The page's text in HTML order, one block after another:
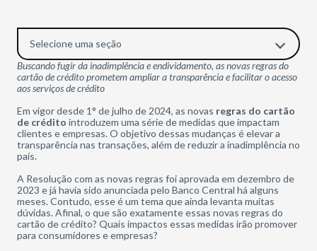
Selecione uma seção
Buscando fugir da inadimplência e endividamento, as novas regras do
cartão de crédito prometem ampliar a transparência e facilitar o acesso
aos serviços de crédito
Em vigor desde 1° de julho de 2024, as novas regras do cartão
de crédito introduzem uma série de medidas que impactam
clientes e empresas. O objetivo dessas mudanças é elevar a
transparência nas transações, além de reduzir a inadimplência no
país.
A Resolução com as novas regras foi aprovada em dezembro de
2023 e já havia sido anunciada pelo Banco Central há alguns
meses. Contudo, esse é um tema que ainda levanta muitas
dúvidas. Afinal, o que são exatamente essas novas regras do
cartão de crédito? Quais impactos essas medidas irão promover
para consumidores e empresas?